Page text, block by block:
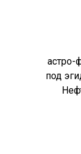
астро-
под